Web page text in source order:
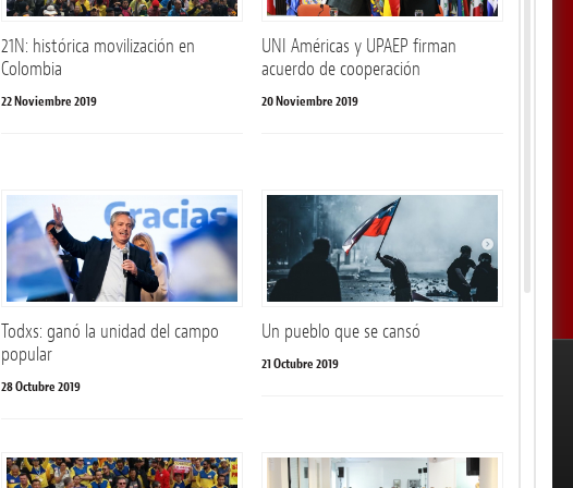
21N: histórica movilización en
Colombia
22 Noviembre 2019
UNI Américas y UPAEP firman
acuerdo de cooperación
20 Noviembre 2019
Todxs: ganó la unidad del campo
popular
28 Octubre 2019
Un pueblo que se cansó
21 Octubre 2019